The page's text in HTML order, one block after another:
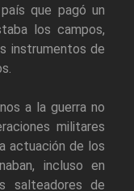
que pagó un
los campos,
instrumentos de
a la guerra no
militares
actuación de los
incluso en
salteadores de